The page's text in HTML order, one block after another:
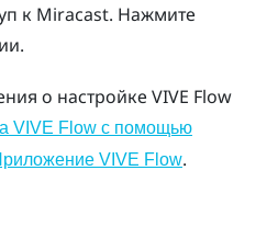
к Miracast. Нажмите
о настройке VIVE Flow
VIVE Flow с помощью
VIVE Flow.